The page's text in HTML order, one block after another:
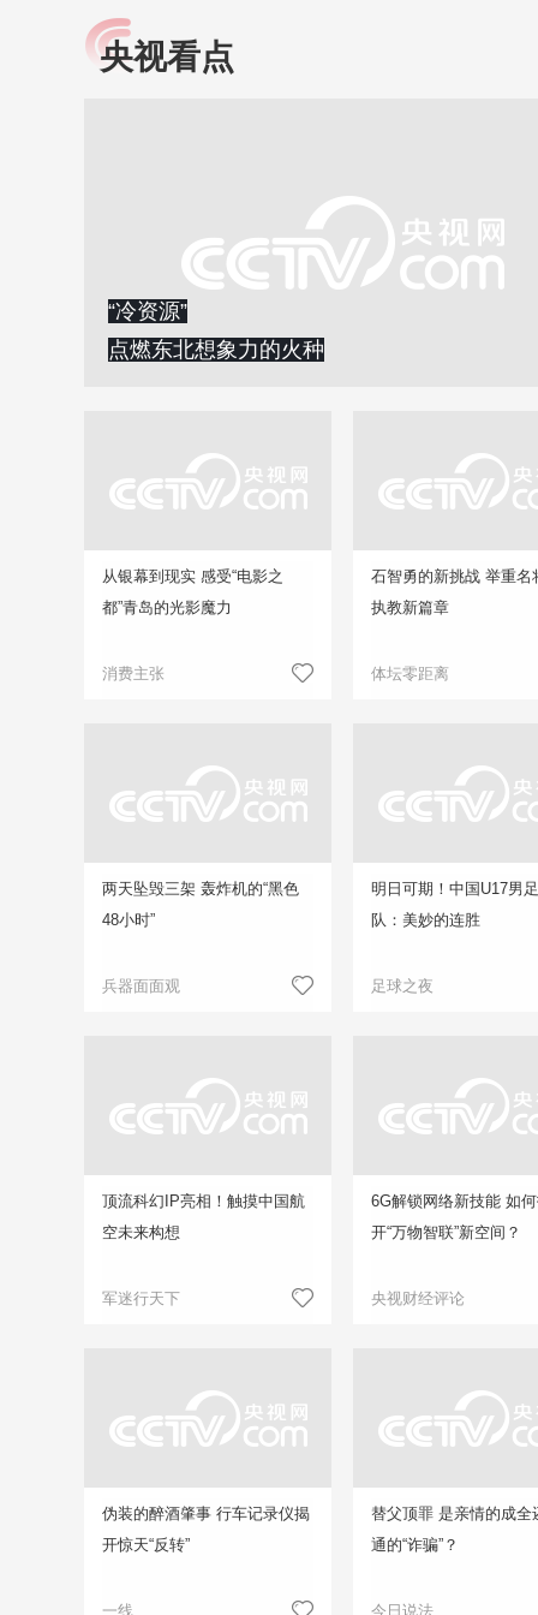
小央视频
知识！
央视看点
“冷资源”
点燃东北想象力的火种
从银幕到现实 感受“电影之
都”青岛的光影魔力
消费主张
石智勇的新挑战 举重名
执教新篇章
体坛零距离
两天坠毁三架 轰炸机的“黑色
48小时”
兵器面面观
明日可期！中国U17男
队：美妙的连胜
足球之夜
顶流科幻IP亮相！触摸中国航
空未来构想
军迷行天下
6G解锁网络新技能 如
开“万物智联”新空间？
央视财经评论
伪装的醉酒肇事 行车记录仪揭
开惊天“反转”
一线
替父顶罪 是亲情的成全
通的“诈骗”？
今日说法